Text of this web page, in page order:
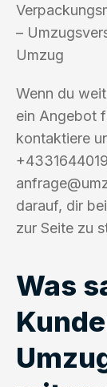
–
Umzug
Wenn du
ein Angebot
kontaktiere
darauf, dir
zur Seite zu
Was